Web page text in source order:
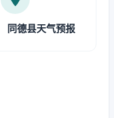
同德县天气预报